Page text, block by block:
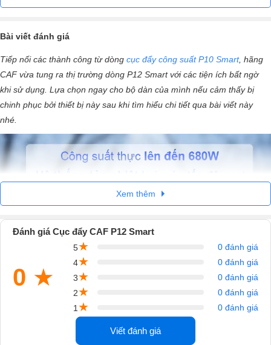
Bài viết đánh giá
Tiếp nối các thành công từ dòng cục đẩy công suất P10 Smart, hãng
CAF vừa tung ra thị trường dòng P12 Smart với các tiện ích bất ngờ
khi sử dụng. Lựa chọn ngay cho bộ dàn của mình nếu cảm thấy bị
chinh phục bởi thiết bị này sau khi tìm hiểu chi tiết qua bài viết này
nhé.
Các ưu điểm về tính năng hoạt động
Stereo và bridge. Trở kháng hơi nhỏ nhưng hoạt động ở dải tần lớn từ
Xem thêm
Đánh giá Cục đẩy CAF P12 Smart
0 ★
5★
0 đánh giá
4★
0 đánh giá
3★
0 đánh giá
2★
0 đánh giá
1 ★ 0 đánh giá
Viết đánh giá